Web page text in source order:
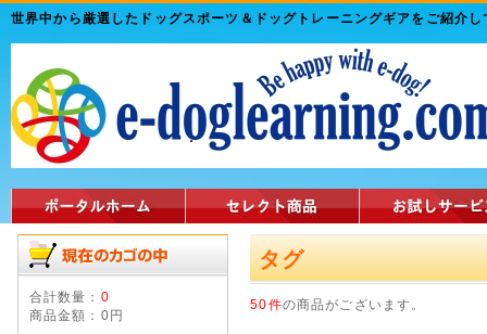
世界中から厳選したドッグスポーツ＆ドッグトレーニングギアをご紹介
合計数量： 0
商品金額： 0円
タグ
50件の商品がございます。